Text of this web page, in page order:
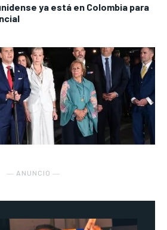
ya está en Colombia para
― ANUNCIO ―